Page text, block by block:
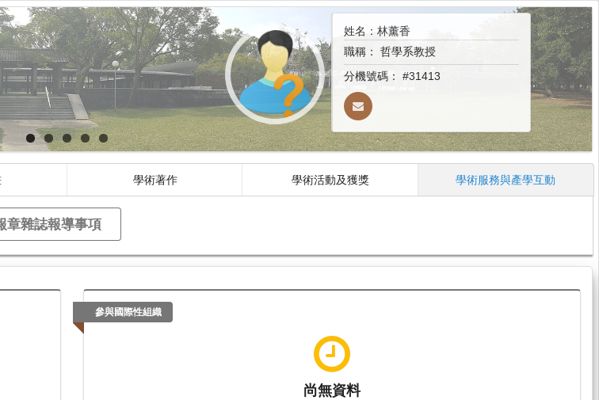
姓名：林薰香
職稱： 哲學系教授
分機號碼： #31413
學術著作 學術活動及獲獎 學術服務與產學互動
章雜誌報導事項
參與國際性組織
尚無資料